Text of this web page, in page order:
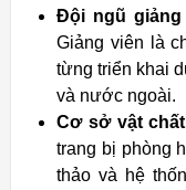
Đội ngũ giảng
Giảng viên là
từng triển khai
và nước ngoài.
Cơ sở vật
trang bị phòng
thảo và hệ